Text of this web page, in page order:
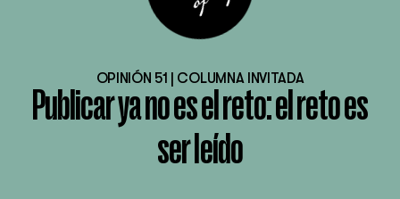
OPINIÓN 51 | COLUMNA INVITADA
Publicar ya no es el reto: el reto es
ser leído